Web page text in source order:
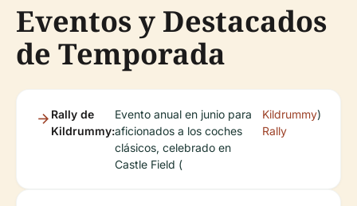
Eventos y Destacados
de Temporada
Rally de
Kildrummy:
Evento anual en junio para
aficionados a los coches
clásicos, celebrado en
Castle Field (
Kildrummy
Rally
)